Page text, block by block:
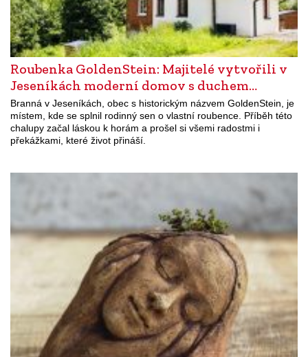
Roubenka GoldenStein: Majitelé vytvořili v
Jeseníkách moderní domov s duchem…
Branná v Jeseníkách, obec s historickým názvem GoldenStein, je
místem, kde se splnil rodinný sen o vlastní roubence. Příběh této
chalupy začal láskou k horám a prošel si všemi radostmi i
překážkami, které život přináší.